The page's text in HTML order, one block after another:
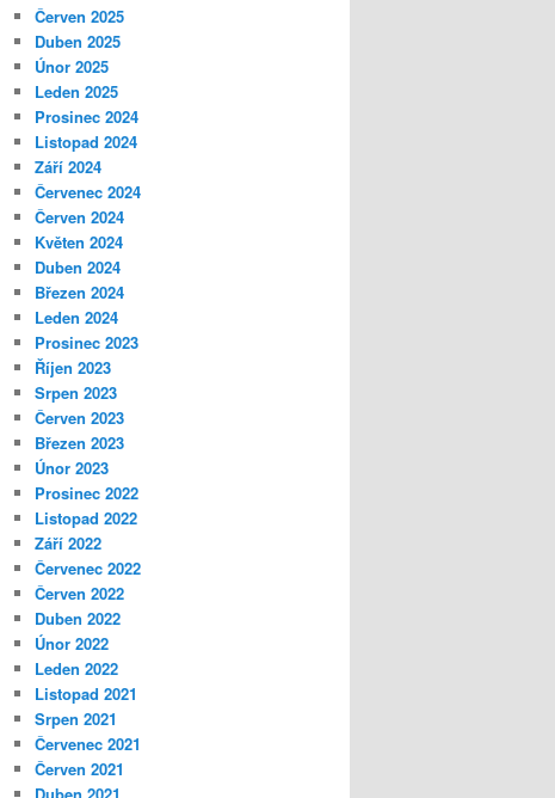
Červen 2025
Duben 2025
Únor 2025
Leden 2025
Prosinec 2024
Listopad 2024
Září 2024
Červenec 2024
Červen 2024
Květen 2024
Duben 2024
Březen 2024
Leden 2024
Prosinec 2023
Říjen 2023
Srpen 2023
Červen 2023
Březen 2023
Únor 2023
Prosinec 2022
Listopad 2022
Září 2022
Červenec 2022
Červen 2022
Duben 2022
Únor 2022
Leden 2022
Listopad 2021
Srpen 2021
Červenec 2021
Červen 2021
Duben 2021